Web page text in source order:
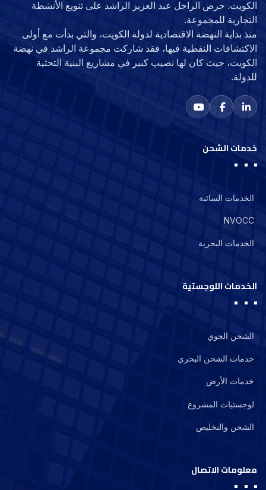
الكويت. حرص الراحل عبد العزيز الراشد على تنويع الأنشطة
التجارية للمجموعة.
منذ بداية النهضة الاقتصادية لدولة الكويت، والتي بدأت مع أولى
الاكتشافات النفطية فيها، فقد شاركت مجموعة الراشد في نهضة
الكويت، حيث كان لها نصيب كبير في مشاريع البنية التحتية
للدولة.
خدمات الشحن
الخدمات السائبة
NVOCC
الخدمات البحرية
الخدمات اللوجستية
الشحن الجوي
خدمات الشحن البحري
خدمات الأرض
لوجستيات المشروع
الشحن والتخليص
معلومات الاتصال